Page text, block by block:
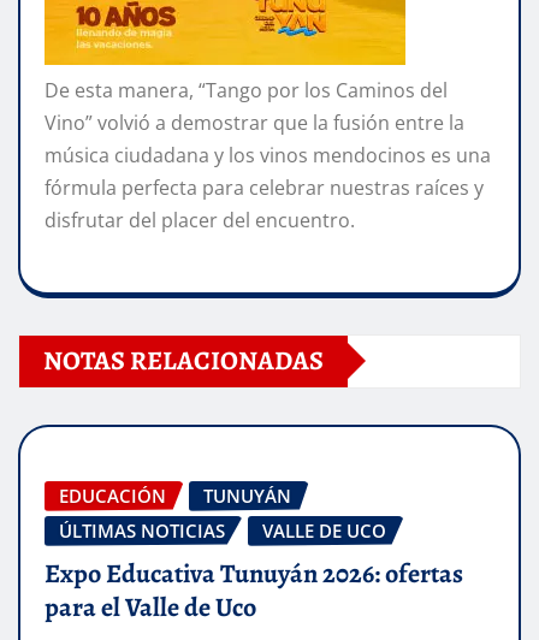
De esta manera, “Tango por los Caminos del
Vino” volvió a demostrar que la fusión entre la
música ciudadana y los vinos mendocinos es una
fórmula perfecta para celebrar nuestras raíces y
disfrutar del placer del encuentro.
NOTAS RELACIONADAS
EDUCACIÓN
TUNUYÁN
ÚLTIMAS NOTICIAS
VALLE DE UCO
Expo Educativa Tunuyán 2026: ofertas
para el Valle de Uco